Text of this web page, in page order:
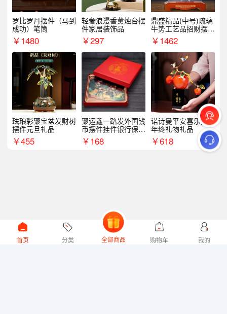
罗比罗丹摆件（马到
成功）笔筒
￥1480
轻奢浪漫香薰烛台摆
件家居装饰品
￥297
鼎盛精品(中号)琉璃
牛势工艺品招财摆件
银行企业商务上市礼
品
￥1462
珐琅彩聚宝盆发财树
摆件元旦礼品
￥455
聚运鑫一路发外国钱
币摆件挂件银行保险
商务礼
￥168
诺诗曼平安喜乐摆件
年终礼物礼品
￥618
首页 分类 全部商品 购物车 我的